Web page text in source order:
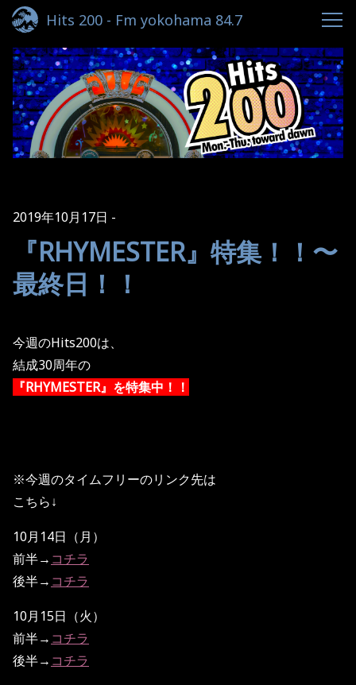
Hits 200 - Fm yokohama 84.7
2019年10月17日
『RHYMESTER』特集！！〜
最終日！！
今週のHits200は、
結成30周年の
『RHYMESTER』を特集中！！
※今週のタイムフリーのリンク先は
こちら↓
10月14日（月）
前半→ コチラ
後半→ コチラ
10月15日（火）
前半→ コチラ
後半→ コチラ